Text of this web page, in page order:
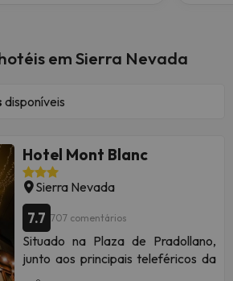
em Sierra Nevada
disponíveis
Hotel Mont Blanc
Sierra Nevada
7.7 707 comentários
Situado na Plaza de Pradollano,
junto aos principais teleféricos da
estância de esqui da Serra